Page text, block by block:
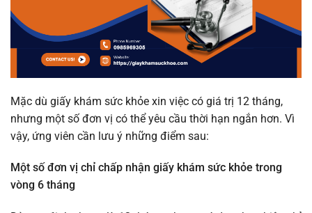
Mặc dù giấy khám sức khỏe xin việc có giá trị 12 tháng,
nhưng một số đơn vị có thể yêu cầu thời hạn ngắn hơn. Vì
vậy, ứng viên cần lưu ý những điểm sau:
Một số đơn vị chỉ chấp nhận giấy khám sức khỏe trong
vòng 6 tháng